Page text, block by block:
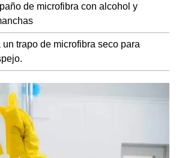
de microfibra con alcohol y
un trapo de microfibra seco para